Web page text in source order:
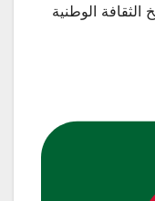
الوطنية